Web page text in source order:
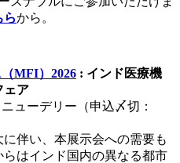
らから。
MFI）2026 : インド医療機
ェア
ューデリー（申込〆切：
伴い、本展示会への需要も
らはインド国内の異なる都市